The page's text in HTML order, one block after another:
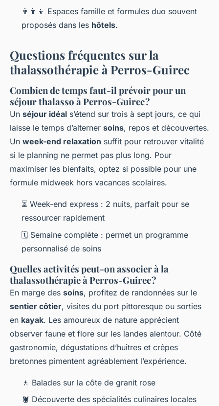
👨‍👩‍👦 Espaces famille et formules duo souvent
proposés dans les hôtels.
Questions fréquentes sur la
thalassothérapie à Perros-Guirec
Combien de temps faut-il prévoir pour un
séjour thalasso à Perros-Guirec ?
Un séjour idéal s’étend sur trois à sept jours, ce qui
laisse le temps d’alterner soins, repos et découvertes.
Un week-end relaxation suffit pour retrouver vitalité
si le planning ne permet pas plus long. Pour
maximiser les bienfaits, optez si possible pour une
formule midweek hors vacances scolaires.
⏳ Week-end express : 2 nuits, parfait pour se
ressourcer rapidement
🗓️ Semaine complète : permet un programme
personnalisé de soins
Quelles activités peut-on associer à la
thalassothérapie à Perros-Guirec ?
En marge des soins, profitez de randonnées sur le
sentier côtier, visites du port pittoresque ou sorties
en kayak. Les amoureux de nature apprécient
observer faune et flore sur les landes alentour. Côté
gastronomie, dégustations d’huîtres et crêpes
bretonnes pimentent agréablement l’expérience.
🚶 Balades sur la côte de granit rose
🦞 Découverte des spécialités culinaires locales